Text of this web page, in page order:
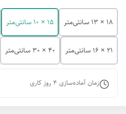
18 × 13 سانتی‌متر 15 × 10 سانتی‌متر
21 × 16 سانتی‌متر 40 × 30 سانتی‌متر
زمان آماده‌سازی 4 روز کاری